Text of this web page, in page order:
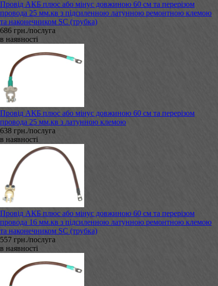
Провід АКБ плюс або мінус довжиною 60 см та перерізом
провода 25 мм.кв з підсиленною латунною ремонтною клемою
та наконечником SC (трубка)
686 грн./послуга
в наявності
Провід АКБ плюс або мінус довжиною 60 см та перерізом
провода 25 мм.кв з латунною клемою
638 грн./послуга
в наявності
Провід АКБ плюс або мінус довжиною 60 см та перерізом
провода 16 мм.кв з підсиленною латунною ремонтною клемою
та наконечником SC (трубка)
557 грн./послуга
в наявності